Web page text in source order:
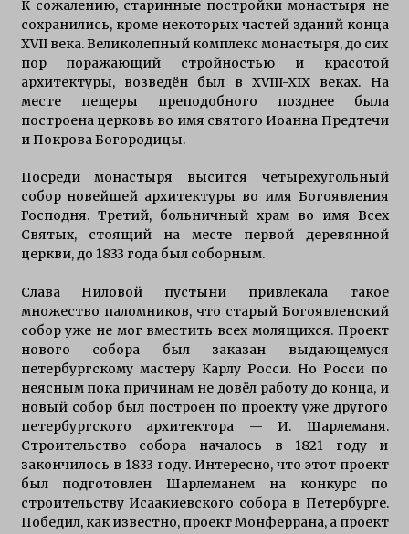
К сожалению, старинные постройки монастыря не
сохранились, кроме некоторых частей зданий конца
XVII века. Великолепный комплекс монастыря, до сих
пор поражающий стройностью и красотой
архитектуры, возведён был в XVIII-XIX веках. На
месте пещеры преподобного позднее была
построена церковь во имя святого Иоанна Предтечи
и Покрова Богородицы.
Посреди монастыря высится четырехугольный
собор новейшей архитектуры во имя Богоявления
Господня. Третий, больничный храм во имя Всех
Святых, стоящий на месте первой деревянной
церкви, до 1833 года был соборным.
Слава Ниловой пустыни привлекала такое
множество паломников, что старый Богоявленский
собор уже не мог вместить всех молящихся. Проект
нового собора был заказан выдающемуся
петербургскому мастеру Карлу Росси. Но Росси по
неясным пока причинам не довёл работу до конца, и
новый собор был построен по проекту уже другого
петербургского архитектора — И. Шарлеманя.
Строительство собора началось в 1821 году и
закончилось в 1833 году. Интересно, что этот проект
был подготовлен Шарлеманем на конкурс по
строительству Исаакиевского собора в Петербурге.
Победил, как известно, проект Монферрана, а проект